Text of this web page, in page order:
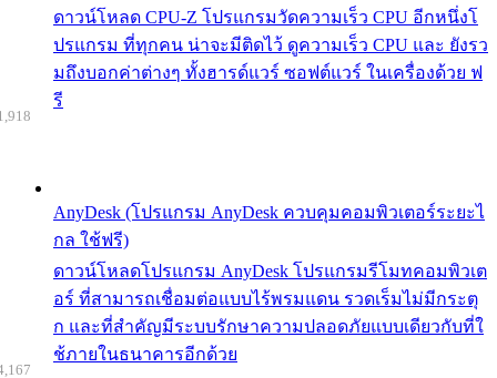
ดาวน์โหลด CPU-Z โปรแกรมวัดความเร็ว CPU อีกหนึ่งโ
ปรแกรม ที่ทุกคน น่าจะมีติดไว้ ดูความเร็ว CPU และ ยังรว
มถึงบอกค่าต่างๆ ทั้งฮารด์แวร์ ซอฟต์แวร์ ในเครื่องด้วย ฟ
รี
AnyDesk (โปรแกรม AnyDesk ควบคุมคอมพิวเตอร์ระยะไ
กล ใช้ฟรี)
ดาวน์โหลดโปรแกรม AnyDesk โปรแกรมรีโมทคอมพิวเต
อร์ ที่สามารถเชื่อมต่อแบบไร้พรมแดน รวดเร็มไม่มีกระตุ
ก และที่สำคัญมีระบบรักษาความปลอดภัยแบบเดียวกับที่ใ
ช้ภายในธนาคารอีกด้วย